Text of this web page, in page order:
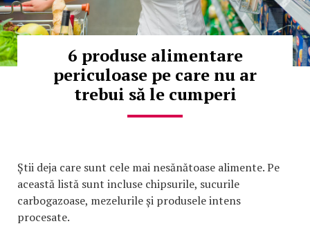
6 produse alimentare
periculoase pe care nu ar
trebui să le cumperi
Știi deja care sunt cele mai nesănătoase alimente. Pe
această listă sunt incluse chipsurile, sucurile
carbogazoase, mezelurile și produsele intens
procesate.